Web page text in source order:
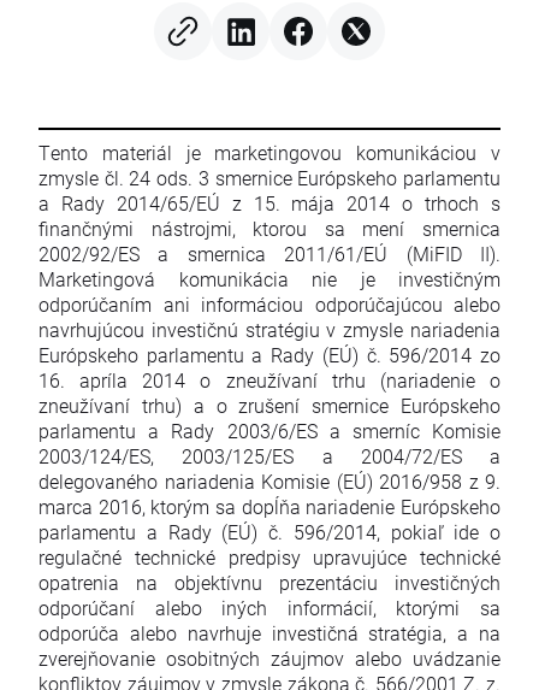
Tento materiál je marketingovou komunikáciou v
zmysle čl. 24 ods. 3 smernice Európskeho parlamentu
a Rady 2014/65/EÚ z 15. mája 2014 o trhoch s
finančnými nástrojmi, ktorou sa mení smernica
2002/92/ES a smernica 2011/61/EÚ (MiFID II).
Marketingová komunikácia nie je investičným
odporúčaním ani informáciou odporúčajúcou alebo
navrhujúcou investičnú stratégiu v zmysle nariadenia
Európskeho parlamentu a Rady (EÚ) č. 596/2014 zo
16. apríla 2014 o zneužívaní trhu (nariadenie o
zneužívaní trhu) a o zrušení smernice Európskeho
parlamentu a Rady 2003/6/ES a smerníc Komisie
2003/124/ES, 2003/125/ES a 2004/72/ES a
delegovaného nariadenia Komisie (EÚ) 2016/958 z 9.
marca 2016, ktorým sa dopĺňa nariadenie Európskeho
parlamentu a Rady (EÚ) č. 596/2014, pokiaľ ide o
regulačné technické predpisy upravujúce technické
opatrenia na objektívnu prezentáciu investičných
odporúčaní alebo iných informácií, ktorými sa
odporúča alebo navrhuje investičná stratégia, a na
zverejňovanie osobitných záujmov alebo uvádzanie
konfliktov záujmov v zmysle zákona č. 566/2001 Z. z.